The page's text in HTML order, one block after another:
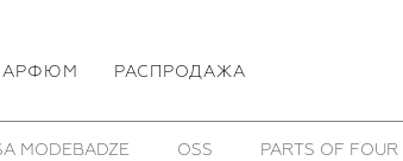
РАСПРОДАЖА
UTOPIA LAB WILDHORN YTN №7